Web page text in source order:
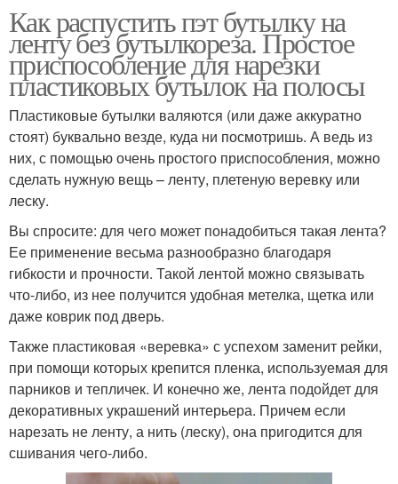
Как распустить пэт бутылку на
ленту без бутылкореза. Простое
приспособление для нарезки
пластиковых бутылок на полосы
Пластиковые бутылки валяются (или даже аккуратно
стоят) буквально везде, куда ни посмотришь. А ведь из
них, с помощью очень простого приспособления, можно
сделать нужную вещь – ленту, плетеную веревку или
леску.
Вы спросите: для чего может понадобиться такая лента?
Ее применение весьма разнообразно благодаря
гибкости и прочности. Такой лентой можно связывать
что-либо, из нее получится удобная метелка, щетка или
даже коврик под дверь.
Также пластиковая «веревка» с успехом заменит рейки,
при помощи которых крепится пленка, используемая для
парников и тепличек. И конечно же, лента подойдет для
декоративных украшений интерьера. Причем если
нарезать не ленту, а нить (леску), она пригодится для
сшивания чего-либо.